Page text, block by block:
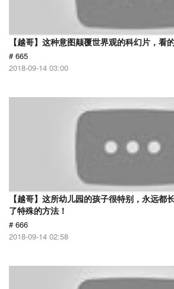
【越哥】这种意图颠覆世界观的科幻片，看
# 665
2018-09-14 03:00
【越哥】这所幼儿园的孩子很特别，永远都
了特殊的方法！
# 666
2018-09-14 02:58